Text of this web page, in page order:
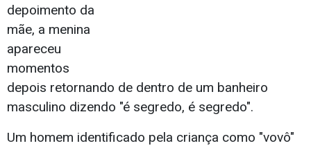
depoimento da
mãe, a menina
apareceu
momentos
depois retornando de dentro de um banheiro
masculino dizendo "é segredo, é segredo".
Um homem identificado pela criança como "vovô"